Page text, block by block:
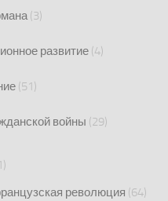
(3)
развитие (4)
(51)
войны (29)
революция (64)